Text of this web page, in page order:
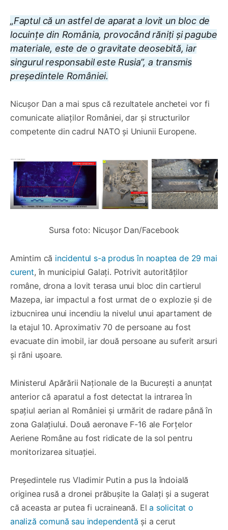
„Faptul că un astfel de aparat a lovit un bloc de
locuințe din România, provocând răniți și pagube
materiale, este de o gravitate deosebită, iar
singurul responsabil este Rusia”, a transmis
președintele României.
Nicușor Dan a mai spus că rezultatele anchetei vor fi
comunicate aliaților României, dar și structurilor
competente din cadrul NATO și Uniunii Europene.
Sursa foto: Nicușor Dan/Facebook
Amintim că incidentul s-a produs în noaptea de 29 mai
curent, în municipiul Galați. Potrivit autorităților
române, drona a lovit terasa unui bloc din cartierul
Mazepa, iar impactul a fost urmat de o explozie și de
izbucnirea unui incendiu la nivelul unui apartament de
la etajul 10. Aproximativ 70 de persoane au fost
evacuate din imobil, iar două persoane au suferit arsuri
și răni ușoare.
Ministerul Apărării Naționale de la București a anunțat
anterior că aparatul a fost detectat la intrarea în
spațiul aerian al României și urmărit de radare până în
zona Galațiului. Două aeronave F-16 ale Forțelor
Aeriene Române au fost ridicate de la sol pentru
monitorizarea situației.
Președintele rus Vladimir Putin a pus la îndoială
originea rusă a dronei prăbușite la Galați și a sugerat
că aceasta ar putea fi ucraineană. Ela solicitat o
analiză comună sau independentă și a cerut